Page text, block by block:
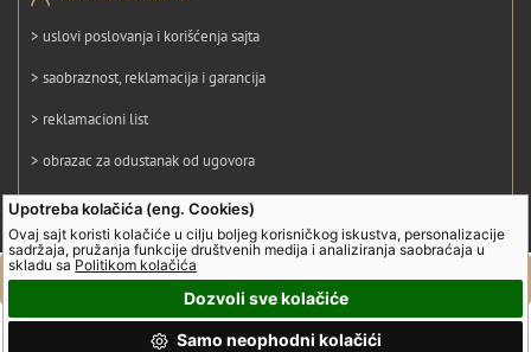
Upotreba kolačića (eng. Cookies)
Ovaj sajt koristi kolačiće u cilju boljeg korisničkog iskustva, personalizacije
sadržaja, pružanja funkcije društvenih medija i analiziranja saobraćaja u
skladu sa Politikom kolačića
Dozvoli sve kolačiće
Samo neophodni kolačići
> uslovi poslovanja i korišćenja sajta
> saobraznost, reklamacija i garancija
> reklamacioni list
> obrazac za odustanak od ugovora
> politika privatnosti
> politika kolačića
© UltraGroup. Sva prava su zadržana.